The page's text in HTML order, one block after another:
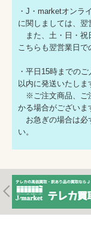
・J・marketオンラ
に関しましては、翌
また、土・日・祝
こちらも翌営業日
・平日15時までの
以内に発送いたしま
※ご注文商品、ご
かる場合がございま
お急ぎの場合は必
い。